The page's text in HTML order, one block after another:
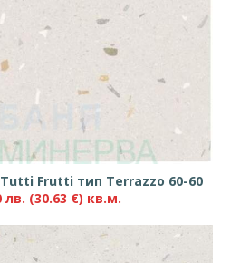
Frutti тип Terrazzo 60-60
лв. (30.63 €) кв.м.